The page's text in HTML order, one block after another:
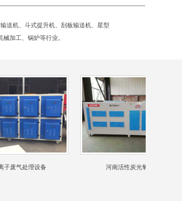
送机、斗式提升机、刮板输送机、星型
加工、锅炉等行业。
气处理设备 河南活性炭光氧一体机